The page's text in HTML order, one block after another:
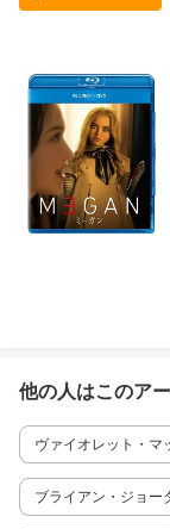
他の人はこのア
ヴァイオレット・マ
ブライアン・ジョー